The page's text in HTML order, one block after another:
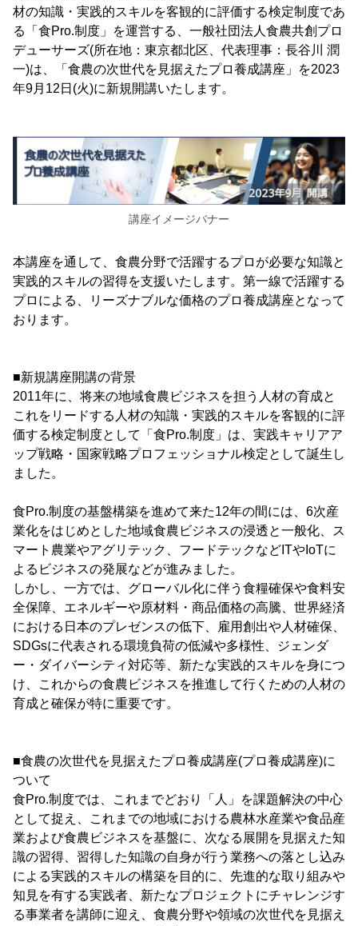
材の知識・実践的スキルを客観的に評価する検定制度であ
る「食Pro.制度」を運営する、一般社団法人食農共創プロ
デューサーズ(所在地：東京都北区、代表理事：長谷川 潤
一)は、「食農の次世代を見据えたプロ養成講座」を2023
年9月12日(火)に新規開講いたします。
講座イメージバナー
本講座を通して、食農分野で活躍するプロが必要な知識と
実践的スキルの習得を支援いたします。第一線で活躍する
プロによる、リーズナブルな価格のプロ養成講座となって
おります。
■新規講座開講の背景
2011年に、将来の地域食農ビジネスを担う人材の育成と
これをリードする人材の知識・実践的スキルを客観的に評
価する検定制度として「食Pro.制度」は、実践キャリアア
ップ戦略・国家戦略プロフェッショナル検定として誕生し
ました。
食Pro.制度の基盤構築を進めて来た12年の間には、6次産
業化をはじめとした地域食農ビジネスの浸透と一般化、ス
マート農業やアグリテック、フードテックなどITやIoTに
よるビジネスの発展などが進みました。
しかし、一方では、グローバル化に伴う食糧確保や食料安
全保障、エネルギーや原材料・商品価格の高騰、世界経済
における日本のプレゼンスの低下、雇用創出や人材確保、
SDGsに代表される環境負荷の低減や多様性、ジェンダ
ー・ダイバーシティ対応等、新たな実践的スキルを身につ
け、これからの食農ビジネスを推進して行くための人材の
育成と確保が特に重要です。
■食農の次世代を見据えたプロ養成講座(プロ養成講座)に
ついて
食Pro.制度では、これまでどおり「人」を課題解決の中心
として捉え、これまでの地域における農林水産業や食品産
業および食農ビジネスを基盤に、次なる展開を見据えた知
識の習得、習得した知識の自身が行う業務への落とし込み
による実践的スキルの構築を目的に、先進的な取り組みや
知見を有する実践者、新たなプロジェクトにチャレンジす
る事業者を講師に迎え、食農分野や領域の次世代を見据え